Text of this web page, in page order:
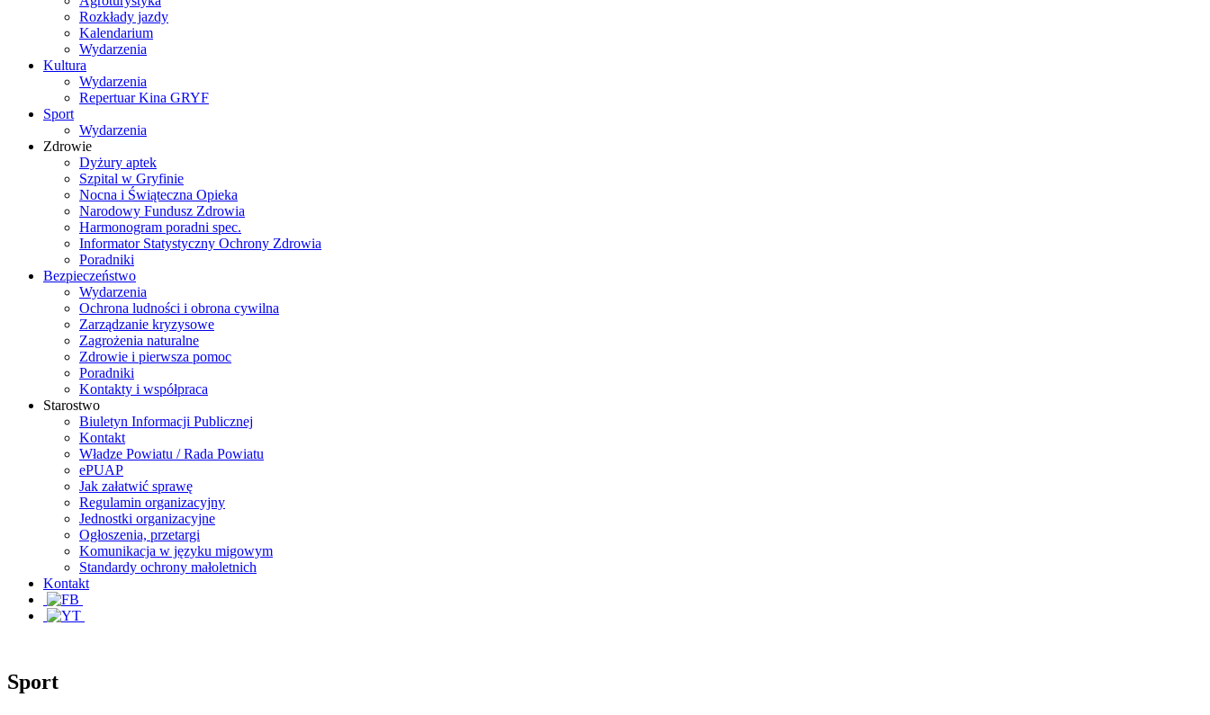
Rozkłady jazdy
Kalendarium
Wydarzenia
Kultura
Wydarzenia
Repertuar Kina GRYF
Sport
Wydarzenia
Zdrowie
Dyżury aptek
Szpital w Gryfinie
Nocna i Świąteczna Opieka
Narodowy Fundusz Zdrowia
Harmonogram poradni spec.
Informator Statystyczny Ochrony Zdrowia
Poradniki
Bezpieczeństwo
Wydarzenia
Ochrona ludności i obrona cywilna
Zarządzanie kryzysowe
Zagrożenia naturalne
Zdrowie i pierwsza pomoc
Poradniki
Kontakty i współpraca
Starostwo
Biuletyn Informacji Publicznej
Kontakt
Władze Powiatu / Rada Powiatu
ePUAP
Jak załatwić sprawę
Regulamin organizacyjny
Jednostki organizacyjne
Ogłoszenia, przetargi
Komunikacja w języku migowym
Standardy ochrony małoletnich
Kontakt
Sport